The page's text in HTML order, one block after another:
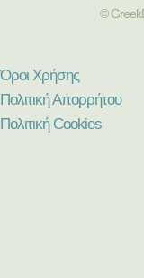
©
Όροι Χρήσης
Πολιτική Απορρήτου
Πολιτική Cookies